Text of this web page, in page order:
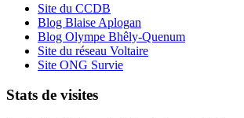
Site du CCDB
Blog Blaise Aplogan
Blog Olympe Bhêly-Quenum
Site du réseau Voltaire
Site ONG Survie
Stats de visites